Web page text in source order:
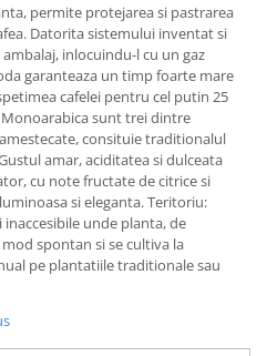
permite protejarea si pastrarea
Datorita sistemului inventat si
inlocuindu-l cu un gaz
garanteaza un timp foarte mare
cafelei pentru cel putin 25
sunt trei dintre
consituie traditionalul
amar, aciditatea si dulceata
cu note fructate de citrice si
si eleganta. Teritoriu:
unde planta, de
spontan si se cultiva la
pe plantatiile traditionale sau